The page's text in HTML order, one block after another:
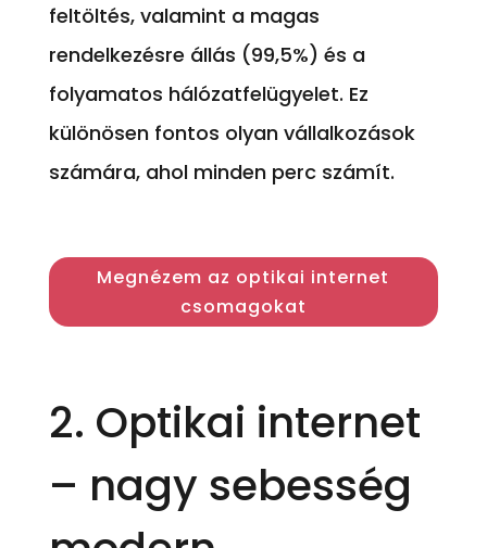
feltöltés, valamint a magas
rendelkezésre állás (99,5%) és a
folyamatos hálózatfelügyelet. Ez
különösen fontos olyan vállalkozások
számára, ahol minden perc számít.
Megnézem az optikai internet
csomagokat
2. Optikai internet
– nagy sebesség